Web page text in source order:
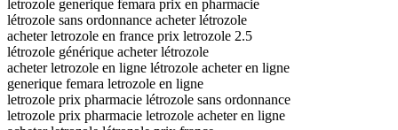
letrozole generique femara prix en pharmacie
létrozole sans ordonnance acheter létrozole
acheter letrozole en france prix letrozole 2.5
létrozole générique acheter létrozole
acheter letrozole en ligne létrozole acheter en ligne
generique femara letrozole en ligne
letrozole prix pharmacie létrozole sans ordonnance
letrozole prix pharmacie letrozole acheter en ligne